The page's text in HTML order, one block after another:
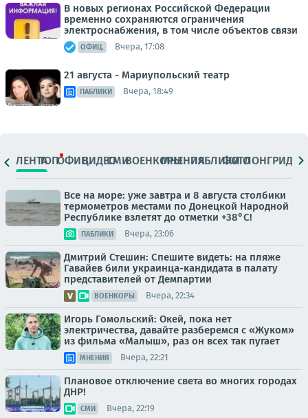
В новых регионах Российской Федерации
временно сохраняются ограничения
электроснабжения, в том числе объектов связи
ОФИЦ. Вчера, 17:08
21 августа - Мариупольский театр
ПАБЛИКИ Вчера, 18:49
ЛЕНТАТОПОФИЦ.ВИДЕОСМИВОЕНКОРЫМНЕНИЯПАБЛИКИ
ФОТОЛОНГРИДЫ
Все на море: уже завтра и 8 августа столбики
термометров местами по Донецкой Народной
Республике взлетят до отметки +38°C!
ПАБЛИКИ Вчера, 23:06
Дмитрий Стешин: Спешите видеть: на пляже
Гавайев били украинца-кандидата в палату
представителей от Демпартии
ВОЕНКОРЫ Вчера, 22:34
Игорь Гомольский: Окей, пока нет
электричества, давайте разберемся с «Жуком»
из фильма «Малыш», раз он всех так пугает
МНЕНИЯ Вчера, 22:21
Плановое отключение света во многих городах
ДНР!
СМИ Вчера, 22:19